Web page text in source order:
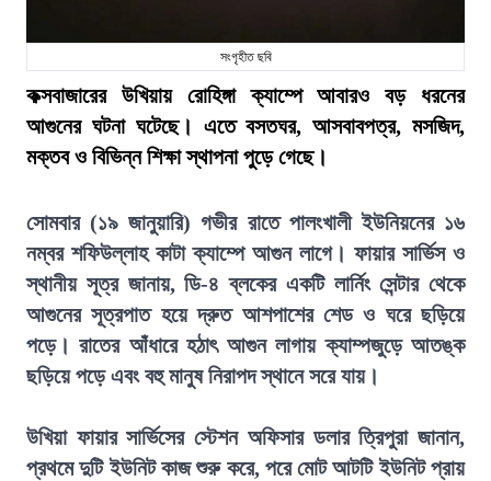
সংগৃহীত ছবি
কক্সবাজারের উখিয়ায় রোহিঙ্গা ক্যাম্পে আবারও বড় ধরনের
আগুনের ঘটনা ঘটেছে। এতে বসতঘর, আসবাবপত্র, মসজিদ,
মক্তব ও বিভিন্ন শিক্ষা স্থাপনা পুড়ে গেছে।
সোমবার (১৯ জানুয়ারি) গভীর রাতে পালংখালী ইউনিয়নের ১৬
নম্বর শফিউল্লাহ কাটা ক্যাম্পে আগুন লাগে। ফায়ার সার্ভিস ও
স্থানীয় সূত্র জানায়, ডি-৪ ব্লকের একটি লার্নিং সেন্টার থেকে
আগুনের সূত্রপাত হয়ে দ্রুত আশপাশের শেড ও ঘরে ছড়িয়ে
পড়ে। রাতের আঁধারে হঠাৎ আগুন লাগায় ক্যাম্পজুড়ে আতঙ্ক
ছড়িয়ে পড়ে এবং বহু মানুষ নিরাপদ স্থানে সরে যায়।
উখিয়া ফায়ার সার্ভিসের স্টেশন অফিসার ডলার ত্রিপুরা জানান,
প্রথমে দুটি ইউনিট কাজ শুরু করে, পরে মোট আটটি ইউনিট প্রায়